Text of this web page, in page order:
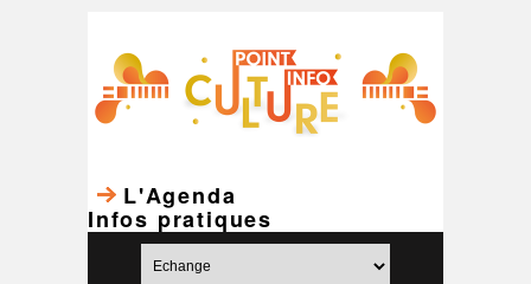
L'Agenda
Infos pratiques